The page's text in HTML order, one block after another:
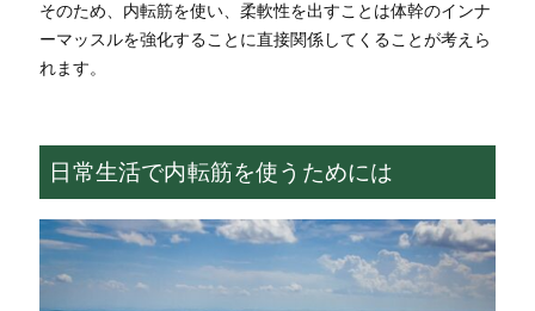
そのため、内転筋を使い、柔軟性を出すことは体幹のインナ
ーマッスルを強化することに直接関係してくることが考えら
れます。
日常生活で内転筋を使うためには